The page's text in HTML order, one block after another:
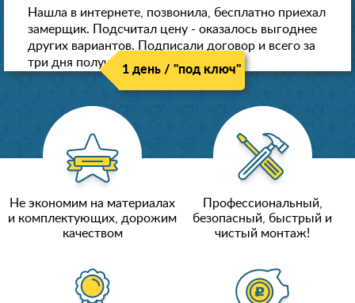
Нашла в интернете, позвонила, бесплатно приехал
замерщик. Подсчитал цену - оказалось выгоднее
других вариантов. Подписали договор и всего за
три дня получили новые потолки!
1 день / "под ключ"
Не экономим на материалах
и комплектующих, дорожим
качеством
Профессиональный,
безопасный, быстрый и
чистый монтаж!